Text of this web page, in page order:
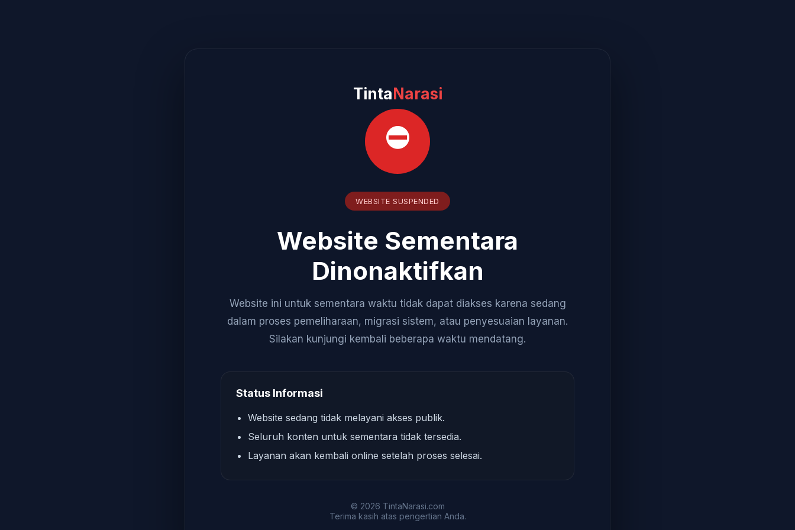
TintaNarasi
⛔
WEBSITE SUSPENDED
Website Sementara
Dinonaktifkan
Website ini untuk sementara waktu tidak dapat diakses karena sedang
dalam proses pemeliharaan, migrasi sistem, atau penyesuaian layanan.
Silakan kunjungi kembali beberapa waktu mendatang.
Status Informasi
Website sedang tidak melayani akses publik.
Seluruh konten untuk sementara tidak tersedia.
Layanan akan kembali online setelah proses selesai.
© 2026 TintaNarasi.com
Terima kasih atas pengertian Anda.